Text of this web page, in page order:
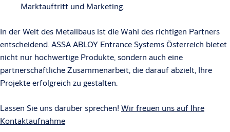
Marktauftritt und Marketing.
In der Welt des Metallbaus ist die Wahl des richtigen Partners
entscheidend. ASSA ABLOY Entrance Systems Österreich bietet
nicht nur hochwertige Produkte, sondern auch eine
partnerschaftliche Zusammenarbeit, die darauf abzielt, Ihre
Projekte erfolgreich zu gestalten.
Lassen Sie uns darüber sprechen! Wir freuen uns auf Ihre
Kontaktaufnahme